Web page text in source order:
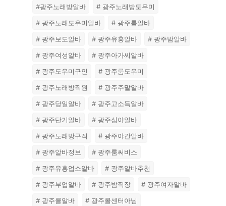
#광주노래방알바
# 광주노래방도우미
# 광주노래도우미알바
# 광주룸알바
# 광주보도알바
# 광주유흥알바
# 광주밤알바
# 광주여성알바
# 광주아가씨알바
# 광주도우미구인
# 광주룸도우미
# 광주노래방직원
# 광주주말알바
# 광주당일알바
# 광주고소득알바
# 광주단기알바
# 광주심야알바
# 광주노래방구직
# 광주야간알바
# 광주알바정보
# 광주룸써비스
# 광주유흥업소알바
# 광주알바추천
# 광주부업알바
# 광주밤직장
# 광주여자알바
# 광주콜알바
# 광주콜센터아님